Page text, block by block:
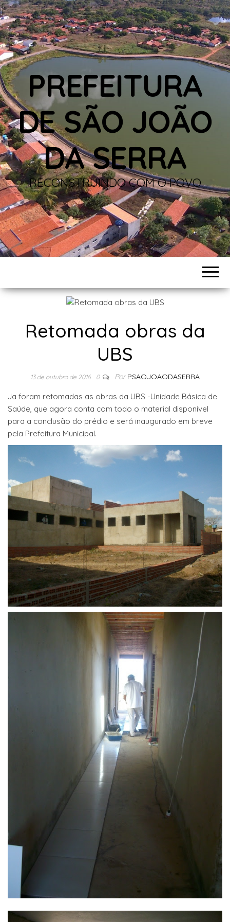
PREFEITURA
DE SÃO JOÃO
DA SERRA
RECONSTRUINDO COM O POVO
Retomada obras da
UBS
13 de outubro de 2016 0 Por PSAOJOAODASERRA
Ja foram retomadas as obras da UBS -Unidade Básica de
Saúde, que agora conta com todo o material disponível
para a conclusão do prédio e será inaugurado em breve
pela Prefeitura Municipal.